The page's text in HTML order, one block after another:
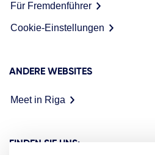
Für Fremdenführer
Cookie-Einstellungen
ANDERE WEBSITES
Meet in Riga
FINDEN SIE UNS: